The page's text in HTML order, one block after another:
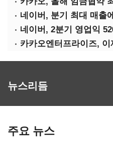
카카오엔터프라이즈,
뉴스리듬
주요 뉴스